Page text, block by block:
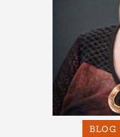
BLOG